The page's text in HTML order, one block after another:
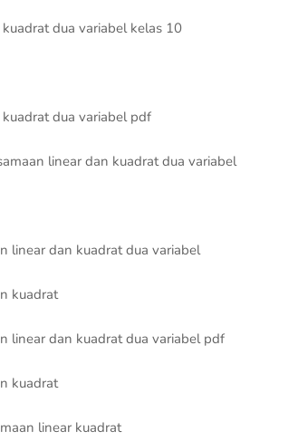
dua variabel kelas 10
dua variabel pdf
linear dan kuadrat dua variabel
linear dan kuadrat dua variabel
kuadrat
linear dan kuadrat dua variabel pdf
kuadrat
linear kuadrat